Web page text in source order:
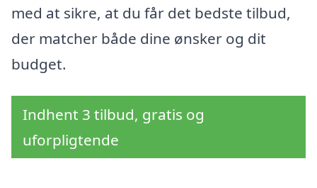
med at sikre, at du får det bedste tilbud,
der matcher både dine ønsker og dit
budget.
Indhent 3 tilbud, gratis og
uforpligtende